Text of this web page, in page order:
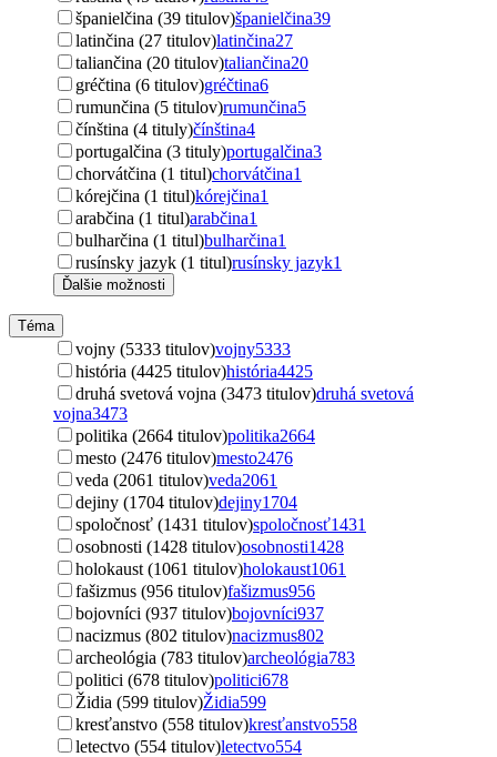
španielčina (39 titulov)španielčina39
latinčina (27 titulov)latinčina27
taliančina (20 titulov)taliančina20
gréčtina (6 titulov)gréčtina6
rumunčina (5 titulov)rumunčina5
čínština (4 tituly)čínština4
portugalčina (3 tituly)portugalčina3
chorvátčina (1 titul)chorvátčina1
kórejčina (1 titul)kórejčina1
arabčina (1 titul)arabčina1
bulharčina (1 titul)bulharčina1
rusínsky jazyk (1 titul)rusínsky jazyk1
Ďalšie možnosti
Téma
vojny (5333 titulov)vojny5333
história (4425 titulov)história4425
druhá svetová vojna (3473 titulov)druhá svetová
vojna3473
politika (2664 titulov)politika2664
mesto (2476 titulov)mesto2476
veda (2061 titulov)veda2061
dejiny (1704 titulov)dejiny1704
spoločnosť (1431 titulov)spoločnosť1431
osobnosti (1428 titulov)osobnosti1428
holokaust (1061 titulov)holokaust1061
fašizmus (956 titulov)fašizmus956
bojovníci (937 titulov)bojovníci937
nacizmus (802 titulov)nacizmus802
archeológia (783 titulov)archeológia783
politici (678 titulov)politici678
Židia (599 titulov)Židia599
kresťanstvo (558 titulov)kresťanstvo558
letectvo (554 titulov)letectvo554